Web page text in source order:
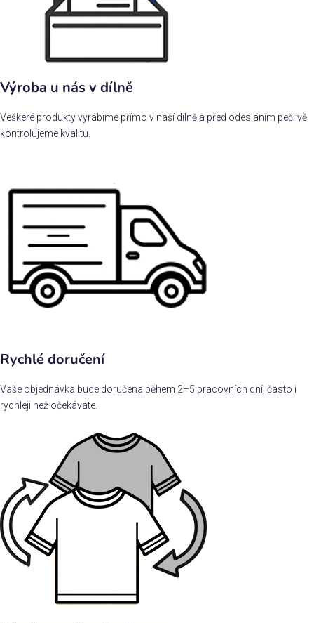
Výroba u nás v dílně
Veškeré produkty vyrábíme přímo v naší dílně a před odesláním pečlivě
kontrolujeme kvalitu.
Rychlé doručení
Vaše objednávka bude doručena během 2–5 pracovních dní, často i
rychleji než očekáváte.